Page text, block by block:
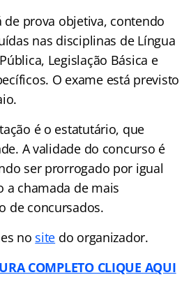
de prova objetiva, contendo
nas disciplinas de Língua
Legislação Básica e
O exame está previsto
é o estatutário, que
A validade do concurso é
ser prorrogado por igual
chamada de mais
de concursados.
no site do organizador.
COMPLETO CLIQUE AQUI